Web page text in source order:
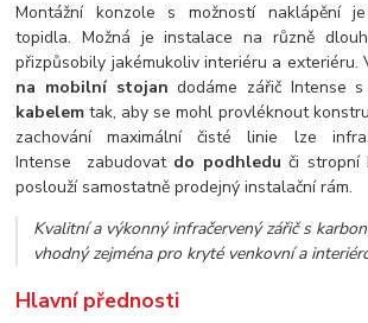
Montážní konzole s možností naklápění
topidla. Možná je instalace na různě
přizpůsobily jakémukoliv interiéru a exteriéru.
na mobilní stojan dodáme zářič Intense s
kabelem tak, aby se mohl provléknout
zachování maximální čisté linie lze
Intense zabudovat do podhledu či stropní
poslouží samostatně prodejný instalační rám.
Kvalitní a výkonný infračervený zářič s
vhodný zejména pro kryté venkovní a
Hlavní přednosti